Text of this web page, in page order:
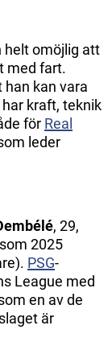
helt omöjlig att
med fart.
han kan vara
kraft, teknik
för Real
leder
, 29,
2025
PSG-
League med
en av de
är